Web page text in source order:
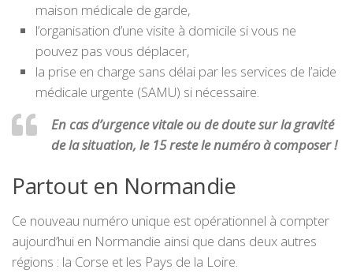
maison médicale de garde,
l’organisation d’une visite à domicile si vous ne
pouvez pas vous déplacer,
la prise en charge sans délai par les services de l’aide
médicale urgente (SAMU) si nécessaire.
En cas d’urgence vitale ou de doute sur la gravité
de la situation, le 15 reste le numéro à composer !
Partout en Normandie
Ce nouveau numéro unique est opérationnel à compter
aujourd’hui en Normandie ainsi que dans deux autres
régions : la Corse et les Pays de la Loire.